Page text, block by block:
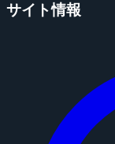
サイト情報